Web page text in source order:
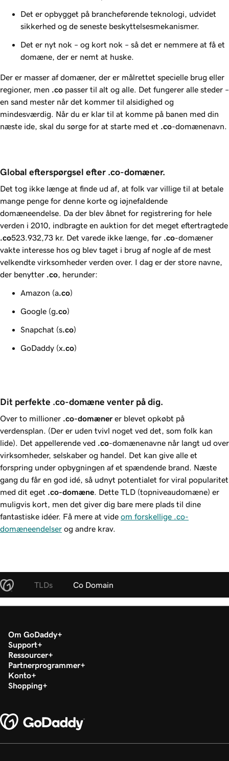
Det er opbygget på brancheførende teknologi, udvidet
sikkerhed og de seneste beskyttelsesmekanismer.
Det er nyt nok – og kort nok – så det er nemmere at få et
domæne, der er nemt at huske.
Der er masser af domæner, der er målrettet specielle brug eller
regioner, men .co passer til alt og alle. Det fungerer alle steder –
en sand mester når det kommer til alsidighed og
mindesværdig. Når du er klar til at komme på banen med din
næste ide, skal du sørge for at starte med et .co-domænenavn.
Global efterspørgsel efter .co-domæner.
Det tog ikke længe at finde ud af, at folk var villige til at betale
mange penge for denne korte og iøjnefaldende
domæneendelse. Da der blev åbnet for registrering for hele
verden i 2010, indbragte en auktion for det meget eftertragtede
.co523.932,73 kr. Det varede ikke længe, før .co-domæner
vakte interesse hos og blev taget i brug af nogle af de mest
velkendte virksomheder verden over. I dag er der store navne,
der benytter .co , herunder:
Amazon (a.co)
Google (g.co)
Snapchat (s.co)
GoDaddy (x.co)
Dit perfekte .co-domæne venter på dig.
Over to millioner .co-domæner er blevet opkøbt på
verdensplan. (Der er uden tvivl noget ved det, som folk kan
lide). Det appellerende ved .co-domænenavne når langt ud over
virksomheder, selskaber og handel. Det kan give alle et
forspring under opbygningen af et spændende brand. Næste
gang du får en god idé, så udnyt potentialet for viral popularitet
med dit eget .co-domæne . Dette TLD (topniveaudomæne) er
muligvis kort, men det giver dig bare mere plads til dine
fantastiske idéer. Få mere at vide om forskellige .co-
domæneendelser og andre krav.
TLDs Co Domain
Om GoDaddy
Support
Ressourcer
Partnerprogrammer
Konto
Shopping